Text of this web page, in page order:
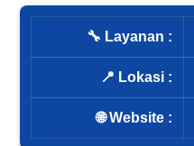
🔧 Layanan :
📍 Lokasi :
🌐 Website :